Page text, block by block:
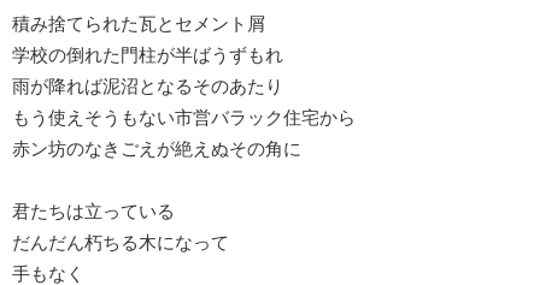
積み捨てられた瓦とセメント屑
学校の倒れた門柱が半ばうずもれ
雨が降れば泥沼となるそのあたり
もう使えそうもない市営バラック住宅から
赤ン坊のなきごえが絶えぬその角に
君たちは立っている
だんだん朽ちる木になって
手もなく